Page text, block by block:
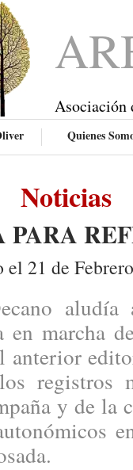
Asociación
Quienes
Noticias
PARA
el 21 de
aludía a
en marcha
anterior
registros
y de la